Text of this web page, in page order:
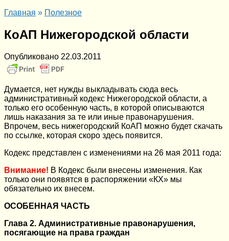
Главная » Полезное
КоАП Нижегородской области
Опубликовано 22.03.2011
Думается, нет нужды выкладывать сюда весь
административный кодекс Нижегородской области, а
только его особенную часть, в которой описываются
лишь наказания за те или иные правонарушения.
Впрочем, весь нижегородский КоАП можно будет скачать
по ссылке, которая скоро здесь появится.
Кодекс представлен с изменениями на 26 мая 2011 года:
Внимание! В Кодекс были внесены изменения. Как
только они появятся в распоряжении «КХ» мы
обязательно их внесем.
ОСОБЕННАЯ ЧАСТЬ
Глава 2. Административные правонарушения,
посягающие на права граждан